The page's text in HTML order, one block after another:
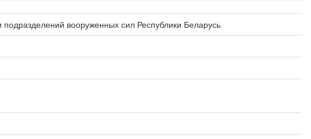
вооруженных сил Республики Беларусь